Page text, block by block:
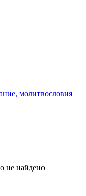
молитвословия
не найдено